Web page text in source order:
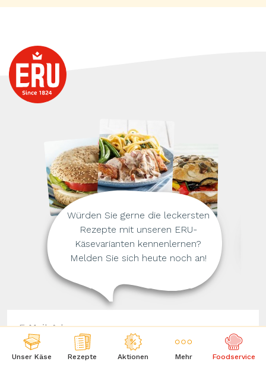
Unser Käse Rezepte Aktionen Mehr Foodservice
Würden Sie gerne die leckersten
Rezepte mit unseren ERU-
Käsevarianten kennenlernen?
Melden Sie sich heute noch an!